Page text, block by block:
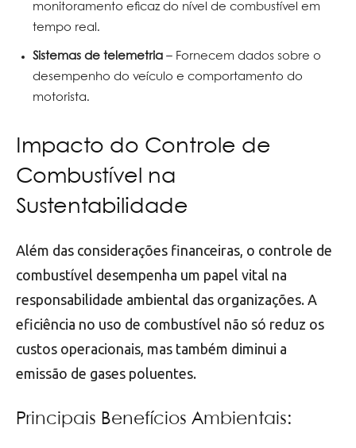
monitoramento eficaz do nível de combustível em
tempo real.
Sistemas de telemetria – Fornecem dados sobre o
desempenho do veículo e comportamento do
motorista.
Impacto do Controle de
Combustível na
Sustentabilidade
Além das considerações financeiras, o controle de
combustível desempenha um papel vital na
responsabilidade ambiental das organizações. A
eficiência no uso de combustível não só reduz os
custos operacionais, mas também diminui a
emissão de gases poluentes.
Principais Benefícios Ambientais: